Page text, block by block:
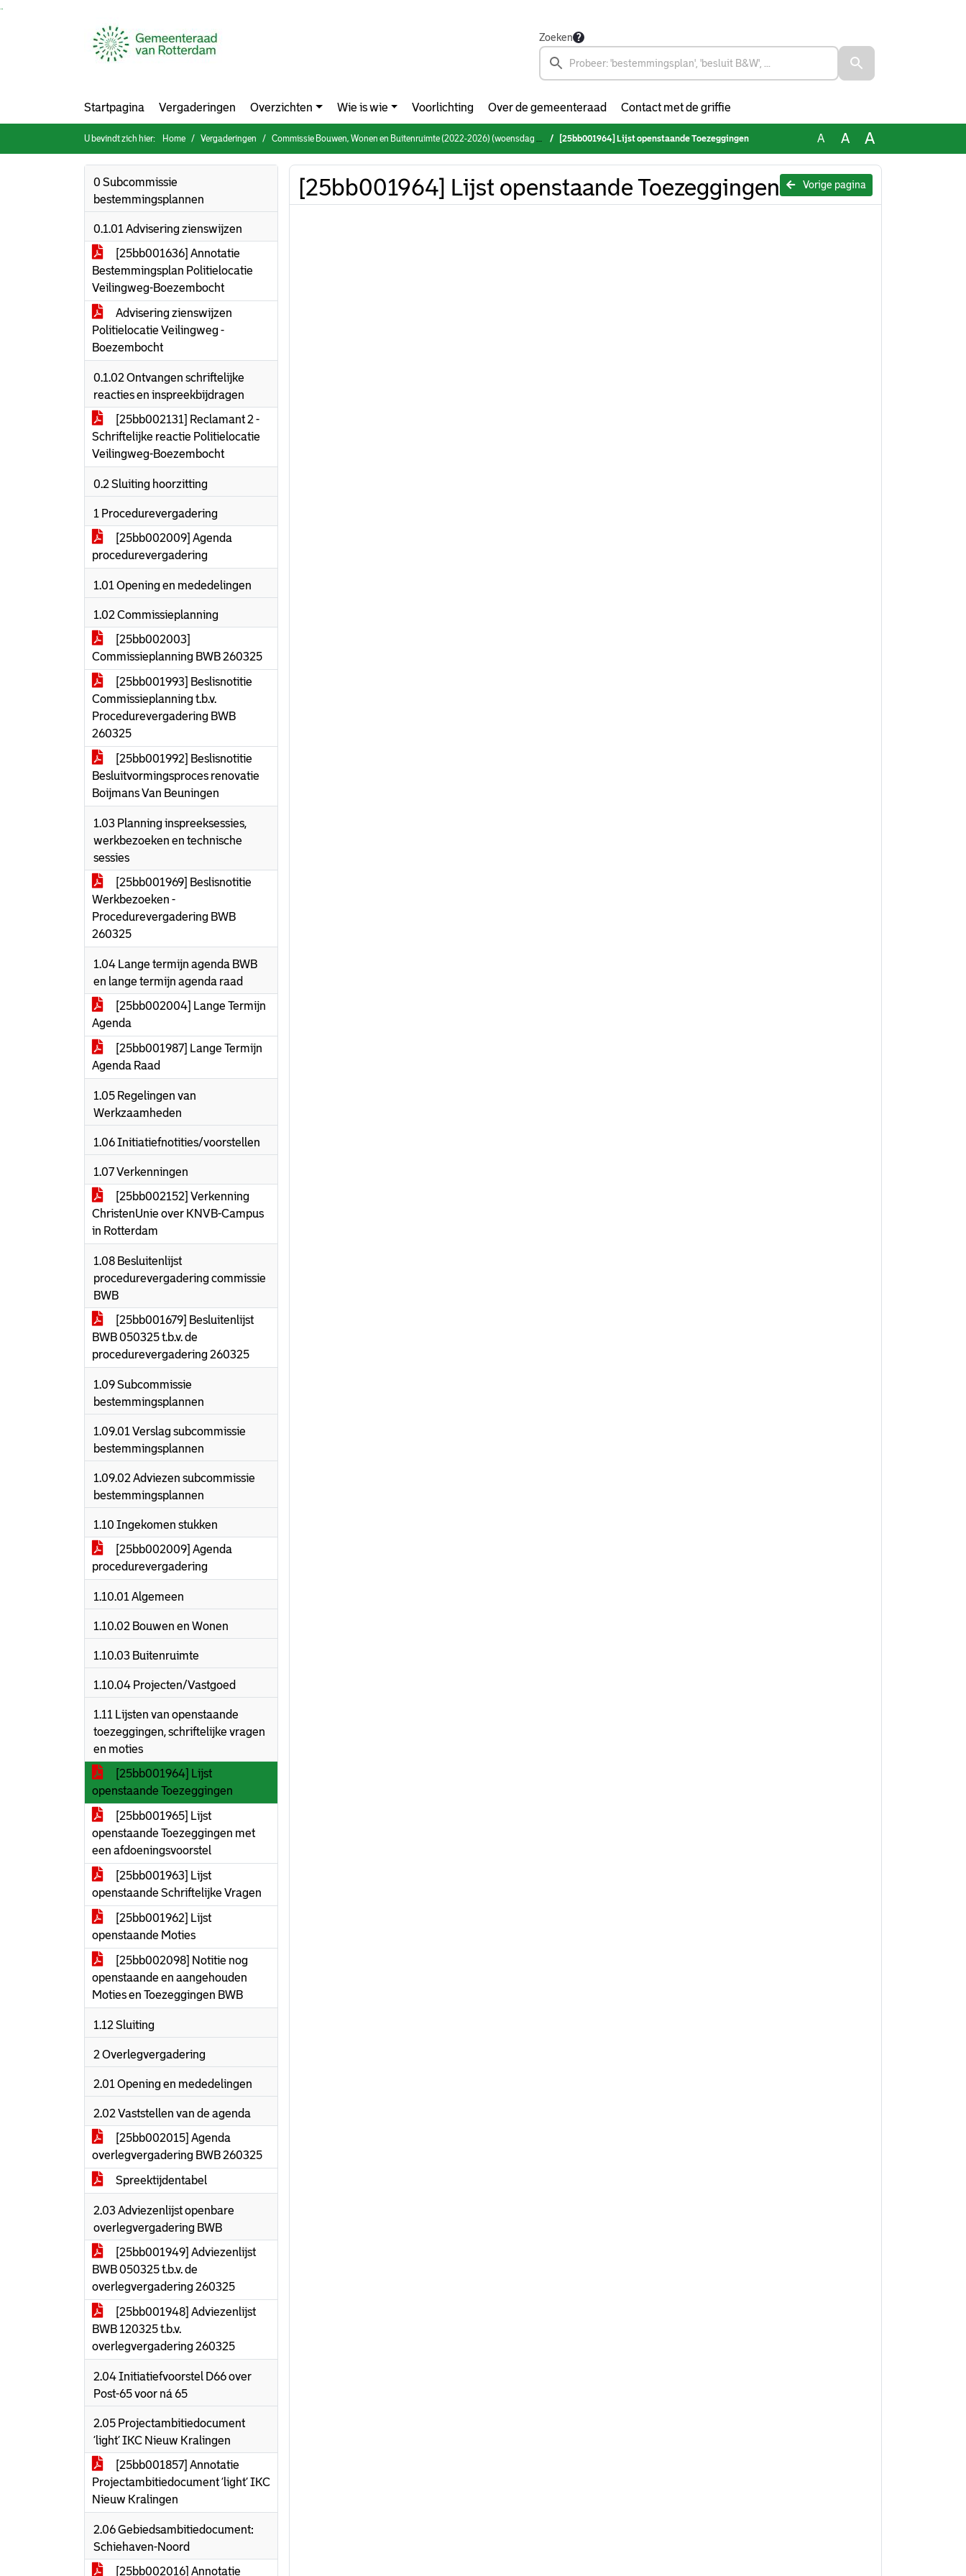
Zoeken
Startpagina Vergaderingen Overzichten Wie is wie Voorlichting Over de gemeenteraad Contact met de griffie
U bevindt zich hier: Home Vergaderingen Commissie Bouwen, Wonen en Buitenruimte (2022-2026) (woensdag 26 maart 2025) [25bb001964] Lijst openstaande Toezeggingen A A A
0 Subcommissie
bestemmingsplannen
0.1.01 Advisering zienswijzen
[25bb001636] Annotatie
Bestemmingsplan Politielocatie
Veilingweg-Boezembocht
Advisering zienswijzen
Politielocatie Veilingweg -
Boezembocht
0.1.02 Ontvangen schriftelijke
reacties en inspreekbijdragen
[25bb002131] Reclamant 2 -
Schriftelijke reactie Politielocatie
Veilingweg-Boezembocht
0.2 Sluiting hoorzitting
1 Procedurevergadering
[25bb002009] Agenda
procedurevergadering
1.01 Opening en mededelingen
1.02 Commissieplanning
[25bb002003]
Commissieplanning BWB 260325
[25bb001993] Beslisnotitie
Commissieplanning t.b.v.
Procedurevergadering BWB
260325
[25bb001992] Beslisnotitie
Besluitvormingsproces renovatie
Boijmans Van Beuningen
1.03 Planning inspreeksessies,
werkbezoeken en technische
sessies
[25bb001969] Beslisnotitie
Werkbezoeken -
Procedurevergadering BWB
260325
1.04 Lange termijn agenda BWB
en lange termijn agenda raad
[25bb002004] Lange Termijn
Agenda
[25bb001987] Lange Termijn
Agenda Raad
1.05 Regelingen van
Werkzaamheden
1.06 Initiatiefnotities/voorstellen
1.07 Verkenningen
[25bb002152] Verkenning
ChristenUnie over KNVB-Campus
in Rotterdam
1.08 Besluitenlijst
procedurevergadering commissie
BWB
[25bb001679] Besluitenlijst
BWB 050325 t.b.v. de
procedurevergadering 260325
1.09 Subcommissie
bestemmingsplannen
1.09.01 Verslag subcommissie
bestemmingsplannen
1.09.02 Adviezen subcommissie
bestemmingsplannen
1.10 Ingekomen stukken
[25bb002009] Agenda
procedurevergadering
1.10.01 Algemeen
1.10.02 Bouwen en Wonen
1.10.03 Buitenruimte
1.10.04 Projecten/Vastgoed
1.11 Lijsten van openstaande
toezeggingen, schriftelijke vragen
en moties
[25bb001964] Lijst
openstaande Toezeggingen
[25bb001965] Lijst
openstaande Toezeggingen met
een afdoeningsvoorstel
[25bb001963] Lijst
openstaande Schriftelijke Vragen
[25bb001962] Lijst
openstaande Moties
[25bb002098] Notitie nog
openstaande en aangehouden
Moties en Toezeggingen BWB
1.12 Sluiting
2 Overlegvergadering
2.01 Opening en mededelingen
2.02 Vaststellen van de agenda
[25bb002015] Agenda
overlegvergadering BWB 260325
Spreektijdentabel
2.03 Adviezenlijst openbare
overlegvergadering BWB
[25bb001949] Adviezenlijst
BWB 050325 t.b.v. de
overlegvergadering 260325
[25bb001948] Adviezenlijst
BWB 120325 t.b.v.
overlegvergadering 260325
2.04 Initiatiefvoorstel D66 over
Post-65 voor ná 65
2.05 Projectambitiedocument
‘light’ IKC Nieuw Kralingen
[25bb001857] Annotatie
Projectambitiedocument ‘light’ IKC
Nieuw Kralingen
2.06 Gebiedsambitiedocument:
Schiehaven-Noord
[25bb002016] Annotatie
Vorige pagina
[25bb001964] Lijst openstaande Toezeggingen